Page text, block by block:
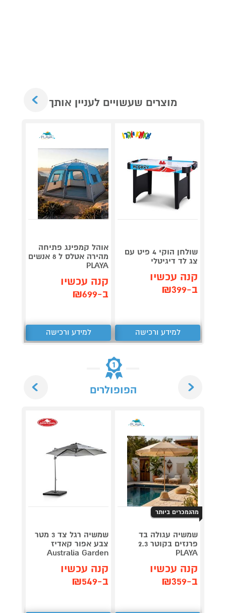
מוצרים שעשויים לעניין אותך
שולחן הוקי 4 פיט עם
צג לד דיגיטלי
קנה עכשיו
ב-₪399
למידע ורכישה
אוהל קמפינג פתיחה
מהירה אטלס ל 8 אנשים
PLAYA
קנה עכשיו
ב-₪699
למידע ורכישה
הפופולרים
מהנמכרים ביותר
שמשיה עגולה בד
פרנזים בקוטר 2.3
PLAYA
קנה עכשיו
ב-₪359
שמשיה רגל צד 3 מטר
צבע אפור קאדיז
Australia Garden
קנה עכשיו
ב-₪549